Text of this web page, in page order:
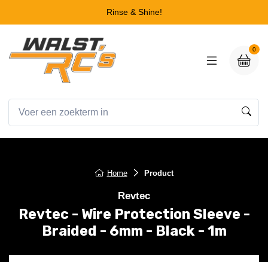
Rinse & Shine!
0
Home Product
Revtec
Revtec - Wire Protection Sleeve -
Braided - 6mm - Black - 1m